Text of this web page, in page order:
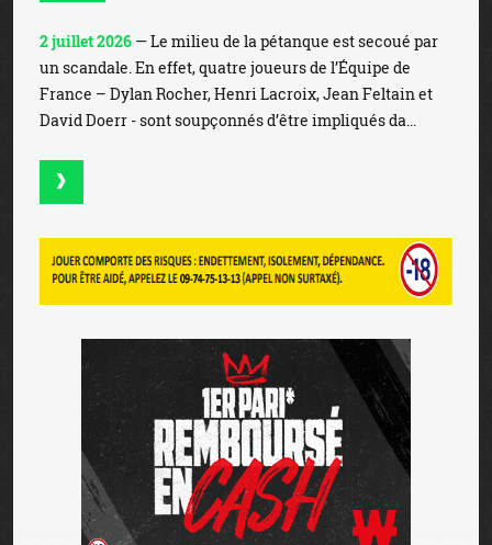
2 juillet 2026 — Le milieu de la pétanque est secoué par
un scandale. En effet, quatre joueurs de l’Équipe de
France – Dylan Rocher, Henri Lacroix, Jean Feltain et
David Doerr - sont soupçonnés d’être impliqués da...